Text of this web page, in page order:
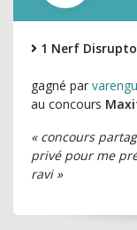
1 Nerf
gagné par
au concours
« concours
privé pour me
ravi »